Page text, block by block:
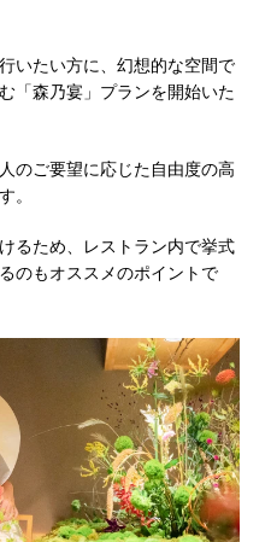
いたい方に、幻想的な空間で
「森乃宴」プランを開始いた
のご要望に応じた自由度の高
。
るため、レストラン内で挙式
のもオススメのポイントで